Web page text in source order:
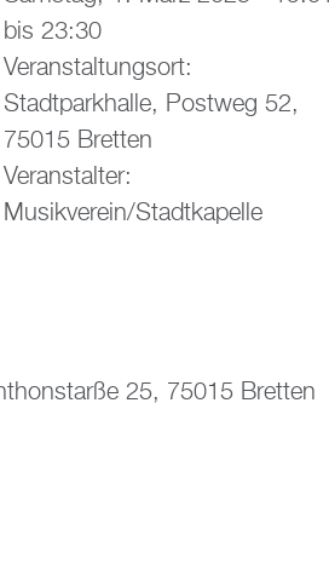
bis 23:30
Ver­an­stal­tungs­ort:
Stadt­park­hal­le, Post­weg 52,
75015 Brett­en
Ver­an­stal­ter:
Mu­sik­ver­ein/Stadt­ka­pel­le
25, 75015 Brett­en